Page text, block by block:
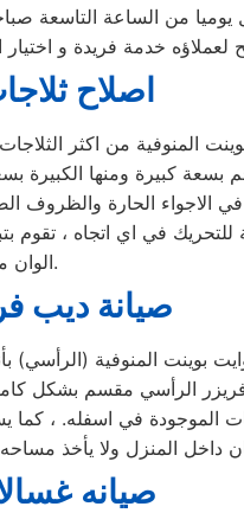
لعملاؤه خدمة فريدة و
اصلاح
في الاجواء الحارة
في اي اتجاه ، تقوم
الوان مختلفة لتناسب كافة التصاميم.
صيانة ديب
فريزر الرأسي مقسم بشكل
الموجودة في اسفله. ،
صيانه